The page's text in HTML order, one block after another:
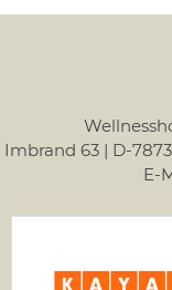
Imbrand 63 | D-
E-